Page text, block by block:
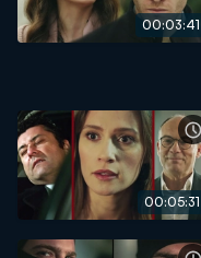
00:03:41
00:05:31